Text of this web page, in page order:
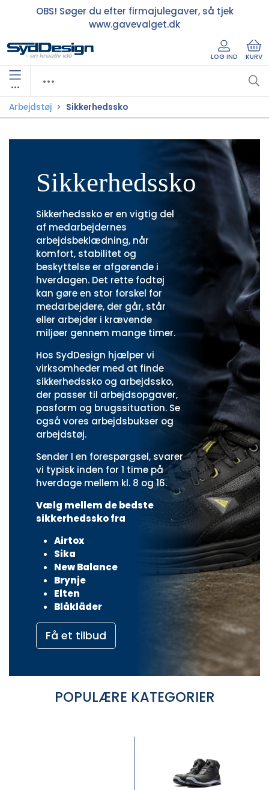
OBS! Søger du efter firmajulegaver, så tjek
www.gavevalget.dk
LOG IND KURV
•••
Arbejdstøj Sikkerhedssko
Sikkerhedssko
Sikkerhedssko er en vigtig del
af medarbejdernes
arbejdsbeklædning, når
komfort, stabilitet og
beskyttelse er afgørende i
hverdagen. Det rette fodtøj
kan gøre en stor forskel for
medarbejdere, der går, står
eller arbejder i krævende
miljøer gennem mange timer.
Hos SydDesign hjælper vi
virksomheder med at finde
sikkerhedssko og arbejdssko,
der passer til arbejdsopgaver,
pasform og brugssituation. Se
også vores arbejdsbukser og
arbejdstøj.
Sender I en forespørgsel, svarer
vi typisk inden for 1 time på
hverdage mellem kl. 8 og 16.
Vælg mellem de bedste
sikkerhedssko fra
Airtox
Sika
New Balance
Brynje
Elten
Blåkläder
Få et tilbud
POPULÆRE KATEGORIER